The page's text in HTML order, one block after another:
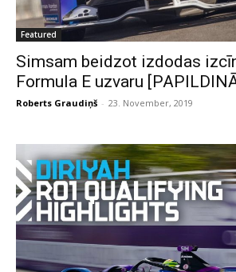
Featured
Simsam beidzot izdodas
Formula E uzvaru
Roberts Graudiņš - 23. November, 2019